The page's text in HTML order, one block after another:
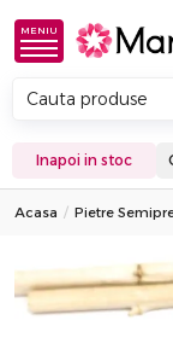
MENIU
Inapoi in stoc
Acasa Pietre